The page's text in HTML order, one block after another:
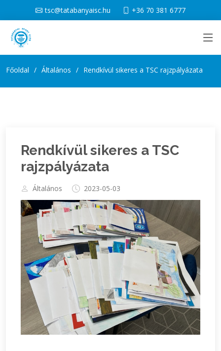
tsc@tatabanyaisc.hu +36 70 381 6777
Főoldal Általános Rendkívül sikeres a TSC rajzpályázata
Rendkívül sikeres a TSC
rajzpályázata
Általános 2023-05-03